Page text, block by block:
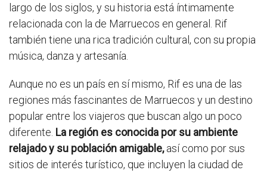
largo de los siglos, y su historia está íntimamente
relacionada con la de Marruecos en general. Rif
también tiene una rica tradición cultural, con su propia
música, danza y artesanía.
Aunque no es un país en sí mismo, Rif es una de las
regiones más fascinantes de Marruecos y un destino
popular entre los viajeros que buscan algo un poco
diferente. La región es conocida por su ambiente
relajado y su población amigable,así como por sus
sitios de interés turístico, que incluyen la ciudad de